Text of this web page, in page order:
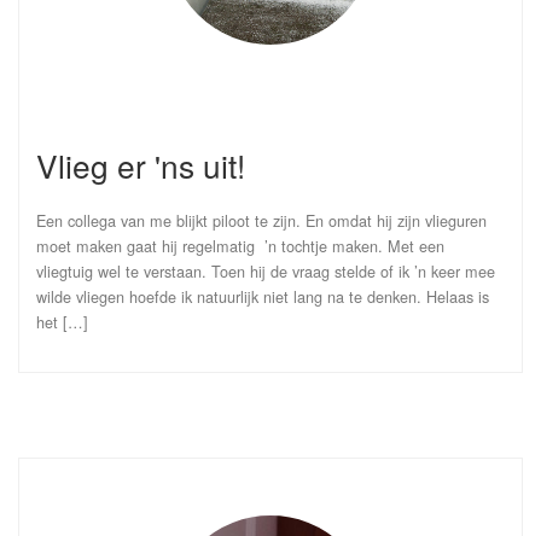
Vlieg er 'ns uit!
Een collega van me blijkt piloot te zijn. En omdat hij zijn vlieguren
moet maken gaat hij regelmatig ’n tochtje maken. Met een
vliegtuig wel te verstaan. Toen hij de vraag stelde of ik ’n keer mee
wilde vliegen hoefde ik natuurlijk niet lang na te denken. Helaas is
het […]